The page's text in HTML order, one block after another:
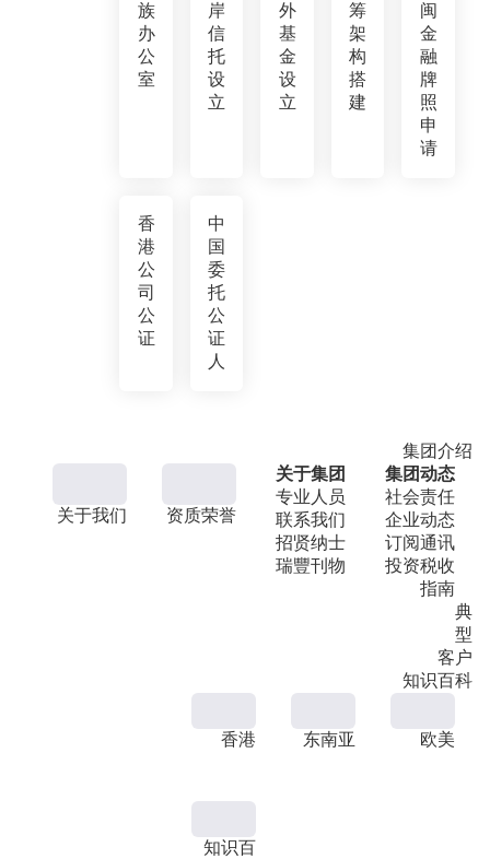
族
办
公
室
岸
信
托
设
立
外
基
金
设
立
筹
架
构
搭
建
闽
金
融
牌
照
申
请
香
港
公
司
公
证
中
国
委
托
公
证
人
集团介绍
关于我们 资质荣誉
关于集团
专业人员
联系我们
招贤纳士
瑞豐刊物
集团动态
社会责任
企业动态
订阅通讯
投资税收
指南
典
型
客户
知识百科
香港 东南亚 欧美
知识百